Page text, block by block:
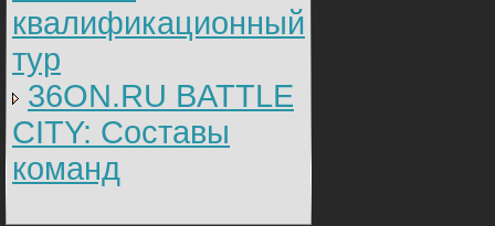
квалификационный
тур
36ON.RU BATTLE
CITY: Составы
команд